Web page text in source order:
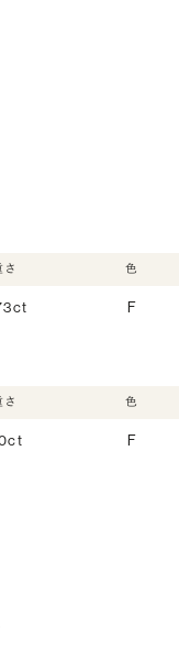
さ 色
F
さ 色
F